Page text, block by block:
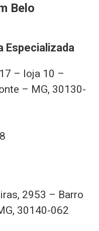
Belo
Especializada
– loja 10 –
– MG, 30130-
2953 – Barro
30140-062